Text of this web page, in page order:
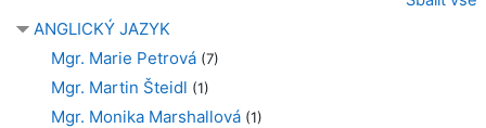
ANGLICKÝ JAZYK
Mgr. Marie Petrová (7)
Mgr. Martin Šteidl (1)
Mgr. Monika Marshallová (1)